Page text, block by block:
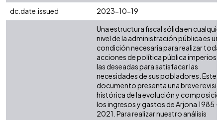
dc.date.issued
2023-10-19
Una estructura fiscal sólida en cualquier
nivel de la administración pública es una
condición necesaria para realizar
acciones de política pública
las deseadas para satisfacer las
necesidades de sus pobladores. Este
documento presenta una breve
histórica de la evolución y
los ingresos y gastos de Arjona 1985 -
2021. Para realizar nuestro análisis